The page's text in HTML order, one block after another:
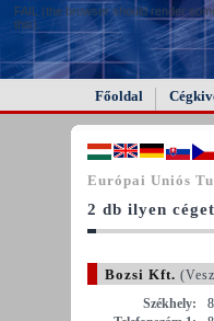
FAIL (the browser should render
this).
Főoldal
Európai Uniós
2 db ilyen
Bozsi Kft.
Székhely: